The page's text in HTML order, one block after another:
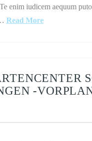
enim iudicem aequum
Read More
-